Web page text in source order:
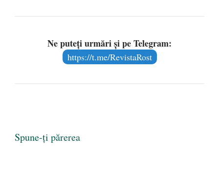
Ne puteți urmări și pe Telegram:
https://t.me/RevistaRost
Spune-ți părerea